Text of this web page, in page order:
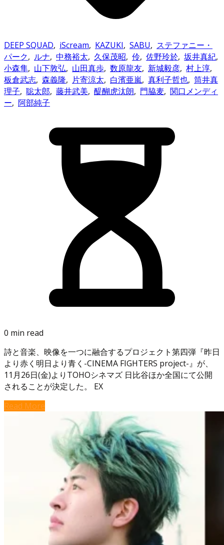
DEEP SQUAD, iScream, KAZUKI, SABU, ステファニー・
パーク, ルナ, 中務裕太, 久保茂昭, 伶, 佐野玲於, 坂井真紀,
小森隼, 山下敦弘, 山田真歩, 数原龍友, 新城毅彦, 村上淳,
板倉武志, 森義隆, 片寄涼太, 白濱亜嵐, 真利子哲也, 筒井真
理子, 聡太郎, 藤井武美, 醍醐虎汰朗, 門脇麦, 関口メンディ
ー, 阿部純子
0 min read
詩と音楽、映像を一つに融合するプロジェクト第四弾『昨日
より赤く明日より青く-CINEMA FIGHTERS project-』が、
11月26日(金)よりTOHOシネマズ 日比谷ほか全国にて公開
されることが決定した。 EX
Read More